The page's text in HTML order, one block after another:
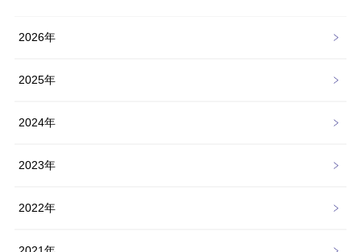
2026年
2025年
2024年
2023年
2022年